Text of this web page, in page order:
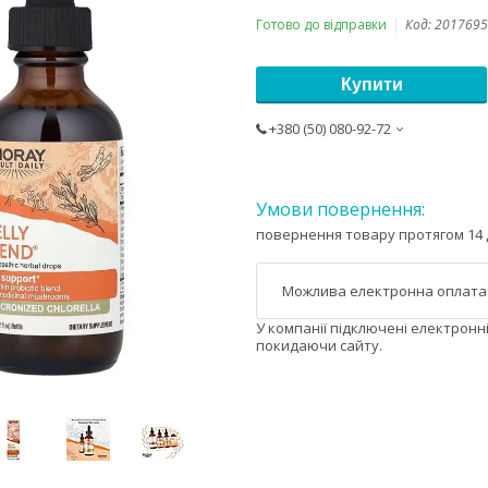
Готово до відправки Код:
Купити
+380 (50) 080-92-72
повернення товару протягом 14
У компанії підключені
покидаючи сайту.